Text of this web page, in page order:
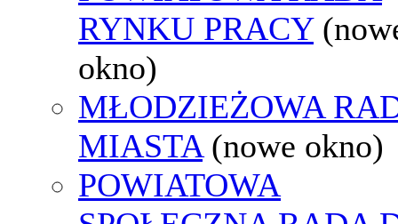
RYNKU PRACY
okno)
MŁODZIEŻOWA
MIASTA (nowe okno)
POWIATOWA